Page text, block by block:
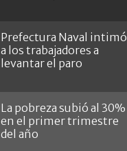
Prefectura Naval intimó
a los trabajadores a
levantar el paro
La pobreza subió al 30%
en el primer trimestre
del año